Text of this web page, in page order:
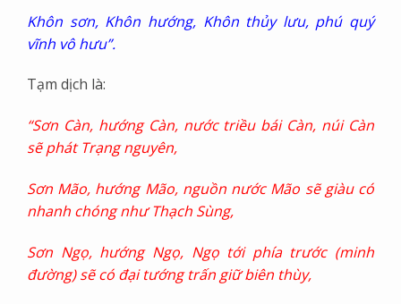
Khôn sơn, Khôn hướng, Khôn thủy lưu, phú quý
vĩnh vô hưu”.
Tạm dịch là:
“Sơn Càn, hướng Càn, nước triều bái Càn, núi Càn
sẽ phát Trạng nguyên,
Sơn Mão, hướng Mão, nguồn nước Mão sẽ giàu có
nhanh chóng như Thạch Sùng,
Sơn Ngọ, hướng Ngọ, Ngọ tới phía trước (minh
đường) sẽ có đại tướng trấn giữ biên thùy,